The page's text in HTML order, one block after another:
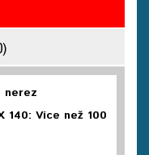
nerez
140: Více než 100